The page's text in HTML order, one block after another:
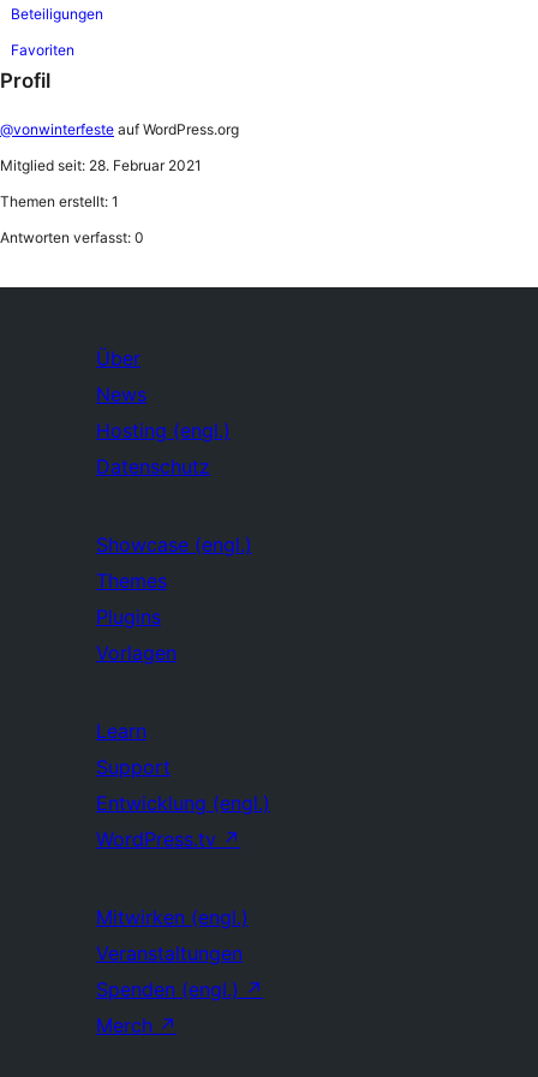
Beteiligungen
Favoriten
Profil
@vonwinterfeste auf WordPress.org
Mitglied seit: 28. Februar 2021
Themen erstellt: 1
Antworten verfasst: 0
Über
News
Hosting (engl.)
Datenschutz
Showcase (engl.)
Themes
Plugins
Vorlagen
Learn
Support
Entwicklung (engl.)
WordPress.tv ↗
Mitwirken (engl.)
Veranstaltungen
Spenden (engl.) ↗
Merch ↗